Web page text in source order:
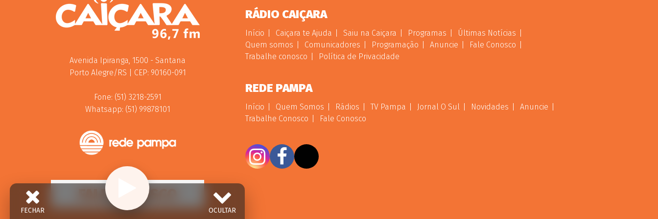
Avenida Ipiranga, 1500 - Santana
Porto Alegre/RS | CEP: 90160-091
Fone: (51) 3218-2591
Whatsapp: (51) 99878101
FALE CONOSCO
RÁDIO CAIÇARA
Início Caiçara te Ajuda Saiu na Caiçara Programas
Últimas Notícias
Quem somos
Comunicadores Programação Anuncie
Fale Conosco
Trabalhe conosco
Política de Privacidade
REDE PAMPA
Início Quem Somos Rádios TV Pampa Jornal O Sul Novidades
Anuncie
Trabalhe Conosco
Fale Conosco
OCULTAR
FECHAR